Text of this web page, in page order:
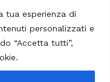
tua esperienza di
personalizzati e
“Accetta tutti”,
Reserved